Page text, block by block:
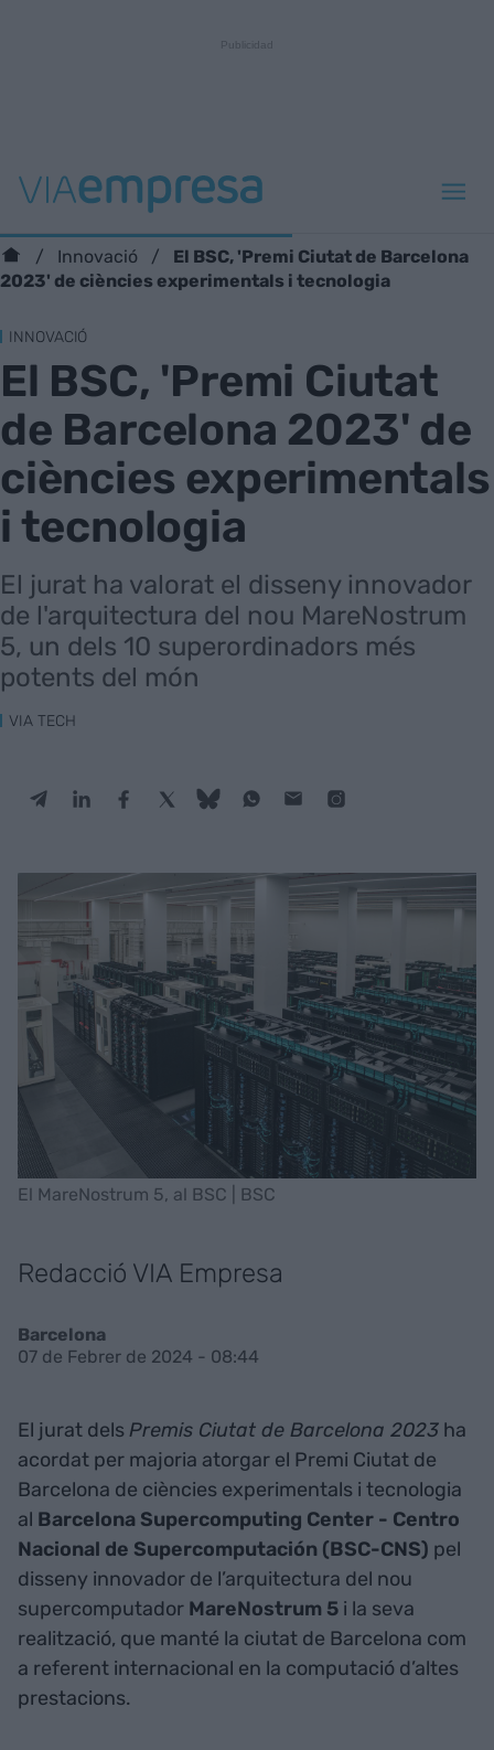
Innovació
El BSC, 'Premi Ciutat de Barcelona
2023' de ciències experimentals i tecnologia
INNOVACIÓ
El BSC, 'Premi Ciutat
de Barcelona 2023' de
ciències experimentals
i tecnologia
El jurat ha valorat el disseny innovador
de l'arquitectura del nou MareNostrum
5, un dels 10 superordinadors més
potents del món
VIA TECH
El MareNostrum 5, al BSC | BSC
Redacció VIA Empresa
Barcelona
07 de Febrer de 2024 - 08:44
El jurat delsPremis Ciutat de Barcelona 2023 ha
acordat per majoria atorgar el Premi Ciutat de
Barcelona de ciències experimentals i tecnologia
al Barcelona Supercomputing Center - Centro
Nacional de Supercomputación (BSC-CNS) pel
disseny innovador de l’arquitectura del nou
supercomputador MareNostrum 5 i la seva
realització, que manté la ciutat de Barcelona com
a referent internacional en la computació d’altes
prestacions.